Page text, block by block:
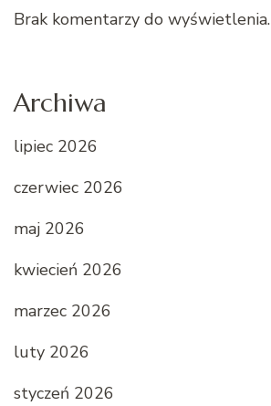
Brak komentarzy do wyświetlenia.
Archiwa
lipiec 2026
czerwiec 2026
maj 2026
kwiecień 2026
marzec 2026
luty 2026
styczeń 2026